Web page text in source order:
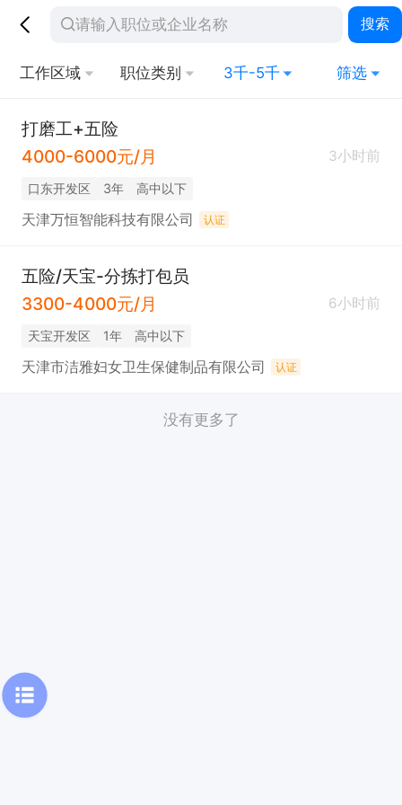
搜索
工作区域 职位类别 3千-5千 筛选
打磨工+五险
4000-6000元/月
3小时前
口东开发区 3年 高中以下
天津万恒智能科技有限公司 认证
五险/天宝-分拣打包员
3300-4000元/月
6小时前
天宝开发区 1年 高中以下
天津市洁雅妇女卫生保健制品有限公司 认证
没有更多了